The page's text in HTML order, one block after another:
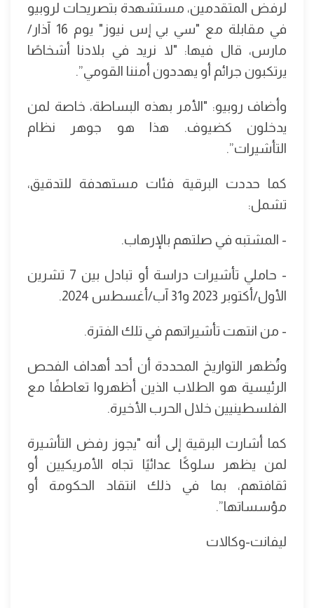
لرفض المتقدمين، مستشهدة بتصريحات لروبيو
في مقابلة مع "سي بي إس نيوز" يوم 16 آذار/
مارس، قال فيها: "لا نريد في بلادنا أشخاصًا
يرتكبون جرائم أو يهددون أمننا القومي”.
وأضاف روبيو: "الأمر بهذه البساطة، خاصة لمن
يدخلون كضيوف. هذا هو جوهر نظام
التأشيرات”.
كما حددت البرقية فئات مستهدفة للتدقيق،
تشمل:
- المشتبه في صلتهم بالإرهاب.
- حاملي تأشيرات دراسة أو تبادل بين 7 تشرين
الأول/أكتوبر 2023 و31 آب/أغسطس 2024.
- من انتهت تأشيراتهم في تلك الفترة.
وتُظهر التواريخ المحددة أن أحد أهداف الفحص
الرئيسية هو الطلاب الذين أظهروا تعاطفًا مع
الفلسطينيين خلال الحرب الأخيرة.
كما أشارت البرقية إلى أنه "يجوز رفض التأشيرة
لمن يظهر سلوكًا عدائيًا تجاه الأمريكيين أو
ثقافتهم، بما في ذلك انتقاد الحكومة أو
مؤسساتها”.
ليفانت-وكالات